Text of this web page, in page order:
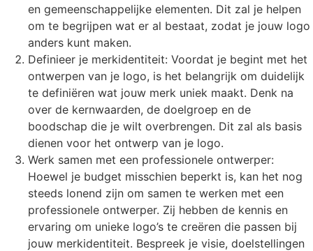
en gemeenschappelijke elementen. Dit zal je helpen
om te begrijpen wat er al bestaat, zodat je jouw logo
anders kunt maken.
Definieer je merkidentiteit: Voordat je begint met het
ontwerpen van je logo, is het belangrijk om duidelijk
te definiëren wat jouw merk uniek maakt. Denk na
over de kernwaarden, de doelgroep en de
boodschap die je wilt overbrengen. Dit zal als basis
dienen voor het ontwerp van je logo.
Werk samen met een professionele ontwerper:
Hoewel je budget misschien beperkt is, kan het nog
steeds lonend zijn om samen te werken met een
professionele ontwerper. Zij hebben de kennis en
ervaring om unieke logo’s te creëren die passen bij
jouw merkidentiteit. Bespreek je visie, doelstellingen